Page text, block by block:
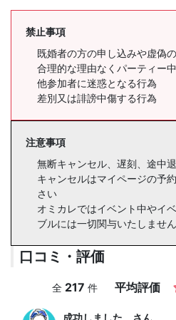
禁止事項
既婚者の方の申し込みや虚偽
合理的な理由なくパーティー
他参加者に迷惑となる行為
差別又は誹謗中傷する行為
注意事項
無断キャンセル、遅刻、途中
キャンセルはマイページの予
さい
オミカレではイベント中やイ
ブルには一切関与いたしません
口コミ・評価
全 217 件 平均評価
成功しました。 さん